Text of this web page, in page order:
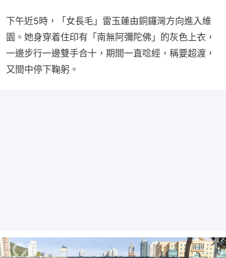
下午近5時，「女長毛」雷玉蓮由銅鑼灣方向進入維
園。她身穿着住印有「南無阿彌陀佛」的灰色上衣，
一邊步行一邊雙手合十，期間一直唸經，稱要超渡，
又間中停下鞠躬。